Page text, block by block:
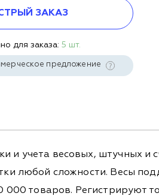
ЗАКАЗ
для заказа: 5 шт.
предложение
и учета весовых, штучных и
любой сложности. Весы
товаров. Регистрируют